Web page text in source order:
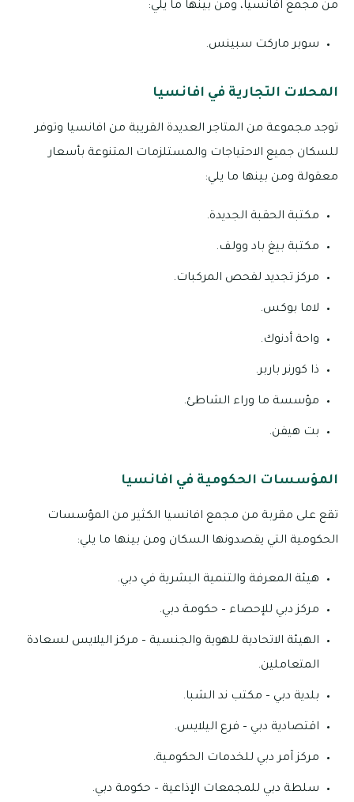
من مجمع افانسيا، ومن بينها ما يلي:
سوبر ماركت سبينس.
المحلات التجارية في افانسيا
توجد مجموعة من المتاجر العديدة القريبة من افانسيا وتوفر
للسكان جميع الاحتياجات والمستلزمات المتنوعة بأسعار
معقولة ومن بينها ما يلي:
مكتبة الحقبة الجديدة.
مكتبة بيغ باد وولف.
مركز تجديد لفحص المركبات.
لاما بوكس.
واحة أدنوك.
ذا كورنر باربر.
مؤسسة ما وراء الشاطئ.
بت هيفن.
المؤسسات الحكومية في افانسيا
تقع على مقربة من مجمع افانسيا الكثير من المؤسسات
الحكومية التي يقصدونها السكان ومن بينها ما يلي:
هيئة المعرفة والتنمية البشرية في دبي.
مركز دبي للإحصاء – حكومة دبي.
الهيئة الاتحادية للهوية والجنسية – مركز اليلايس لسعادة
المتعاملين.
بلدية دبي – مكتب ند الشبا.
اقتصادية دبي – فرع اليلايس.
مركز آمر دبي للخدمات الحكومية.
سلطة دبي للمجمعات الإذاعية – حكومة دبي.